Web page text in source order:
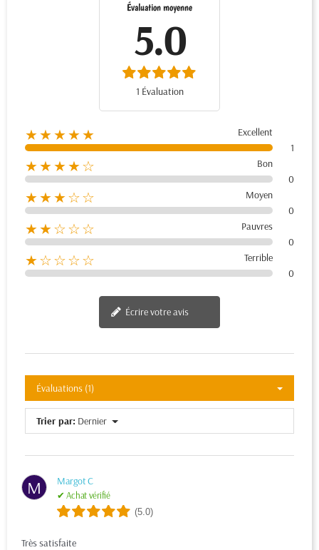
Évaluation moyenne
5.0
1 Évaluation
★★★★★
Excellent
1
★★★★☆
Bon
0
★★★☆☆
Moyen
0
★★☆☆☆
Pauvres
0
★☆☆☆☆
Terrible
0
Écrire votre avis
Évaluations (1)
Trier par: Dernier
M Margot C
✔ Achat vérifié
(5.0)
Très satisfaite